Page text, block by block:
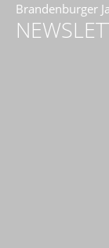
Brandenburger